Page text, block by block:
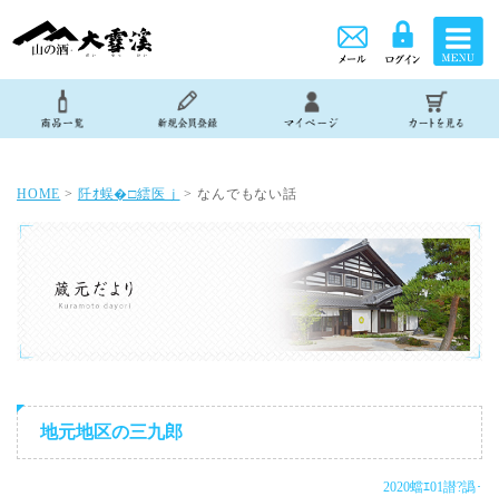
HOME > 阡ｵ蜈�□繧医ｊ > なんでもない話
地元地区の三九郎
2020蟷ｴ01譛?譌･